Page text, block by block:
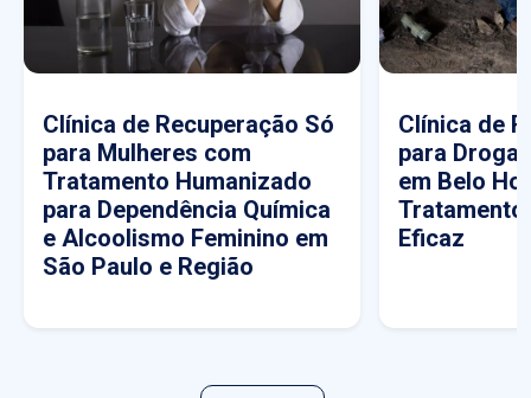
Clínica de Recuperação Só
para Mulheres com
Tratamento Humanizado
para Dependência Química
e Alcoolismo Feminino em
São Paulo e Região
Clínica de
para
em Belo
Tratamento
Eficaz